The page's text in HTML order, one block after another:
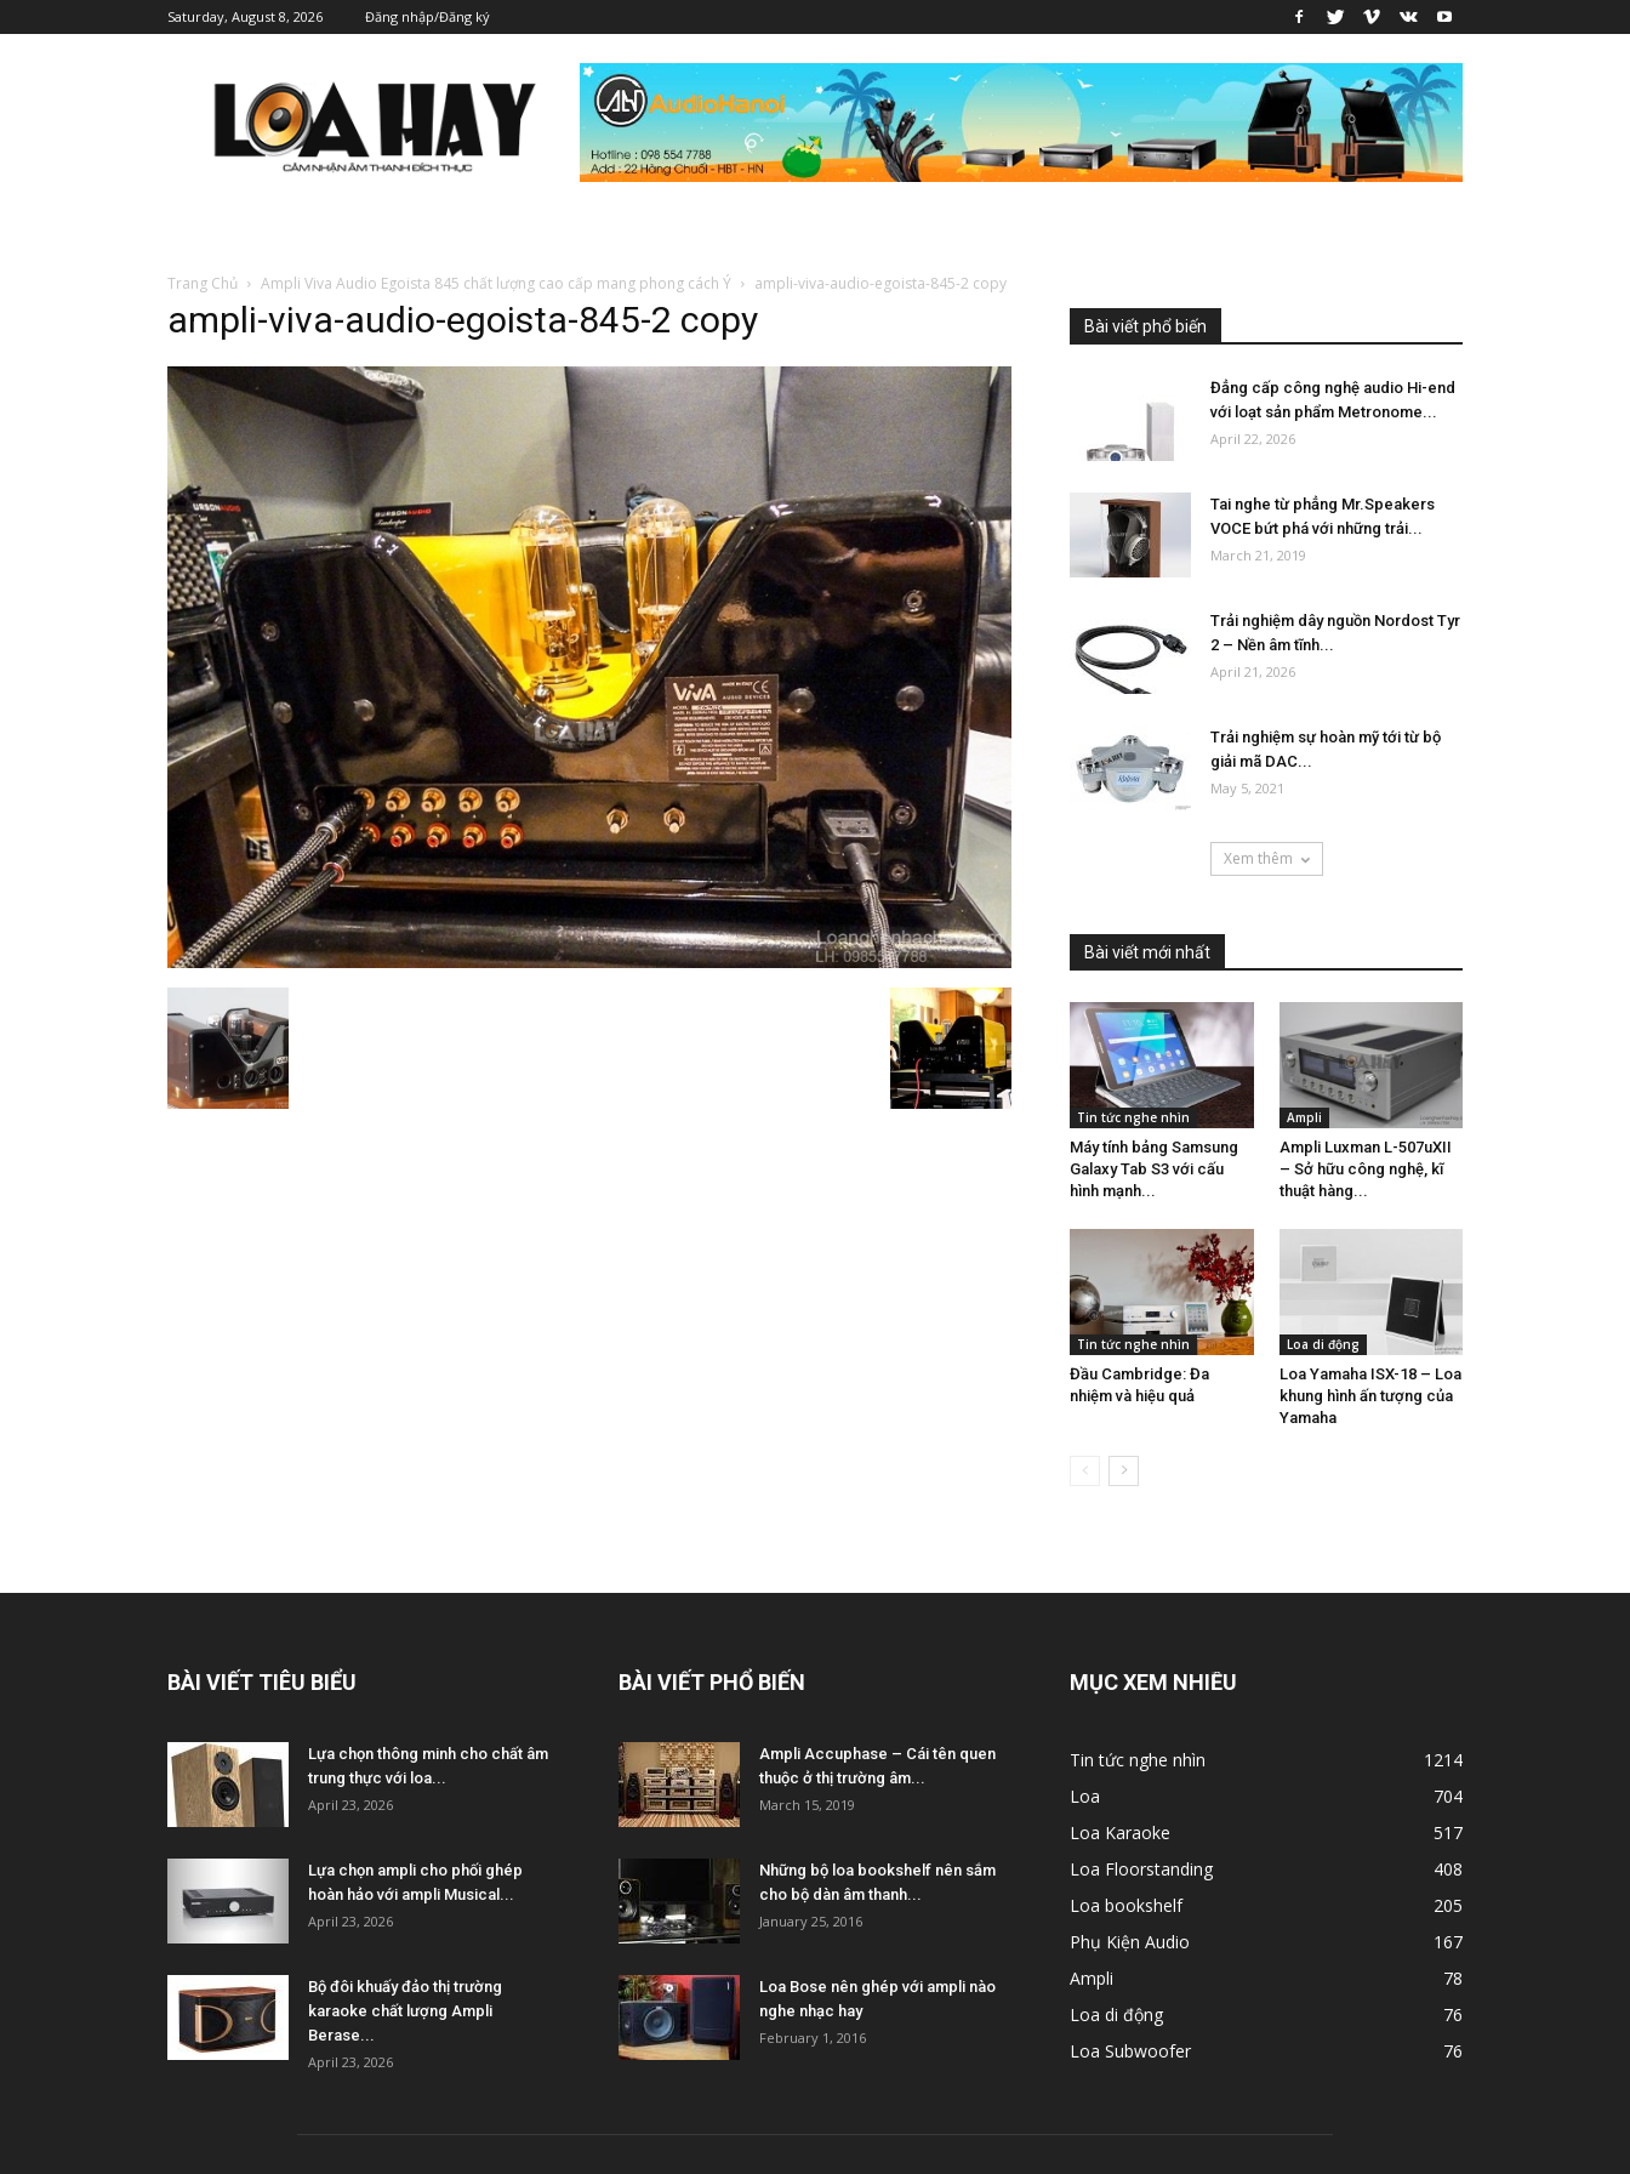
Saturday, August 8, 2026 Đăng nhập/Đăng ký
Trang Chủ Ampli Viva Audio Egoista 845 chất lượng cao cấp mang phong cách Ý ampli-viva-audio-egoista-845-2 copy
ampli-viva-audio-egoista-845-2 copy Bài viết phổ biến
Đẳng cấp công nghệ audio Hi-end
với loạt sản phẩm Metronome...
April 22, 2026
Tai nghe từ phẳng Mr.Speakers
VOCE bứt phá với những trải...
March 21, 2019
Trải nghiệm dây nguồn Nordost Tyr
2 – Nền âm tĩnh...
April 21, 2026
Trải nghiệm sự hoàn mỹ tới từ bộ
giải mã DAC...
May 5, 2021
Xem thêm
Bài viết mới nhất
Tin tức nghe nhìn
Máy tính bảng Samsung
Galaxy Tab S3 với cấu
hình mạnh...
Ampli
Ampli Luxman L-507uXII
– Sở hữu công nghệ, kĩ
thuật hàng...
Tin tức nghe nhìn
Đầu Cambridge: Đa
nhiệm và hiệu quả
Loa di động
Loa Yamaha ISX-18 – Loa
khung hình ấn tượng của
Yamaha
BÀI VIẾT TIÊU BIỂU
Lựa chọn thông minh cho chất âm
trung thực với loa...
April 23, 2026
Lựa chọn ampli cho phối ghép
hoàn hảo với ampli Musical...
April 23, 2026
Bộ đôi khuấy đảo thị trường
karaoke chất lượng Ampli
Berase...
April 23, 2026
BÀI VIẾT PHỔ BIẾN
Ampli Accuphase – Cái tên quen
thuộc ở thị trường âm...
March 15, 2019
Những bộ loa bookshelf nên sắm
cho bộ dàn âm thanh...
January 25, 2016
Loa Bose nên ghép với ampli nào
nghe nhạc hay
February 1, 2016
MỤC XEM NHIỀU
Tin tức nghe nhìn
1214
Loa
704
Loa Karaoke
517
Loa Floorstanding
408
Loa bookshelf
205
Phụ Kiện Audio
167
Ampli
78
Loa di động
76
Loa Subwoofer
76